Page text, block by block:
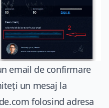
email de confirmare
un mesaj la
folosind adresa